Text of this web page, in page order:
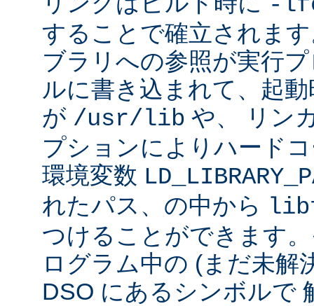
することで確立されま
ブラリへの参照が実行
ルに書き込まれて、起
が /usr/lib や、 リン
プションによりハード
環境変数
れたパス、の中から
つけることができます
ログラム中の (まだ未解
DSO にあるシンボルで